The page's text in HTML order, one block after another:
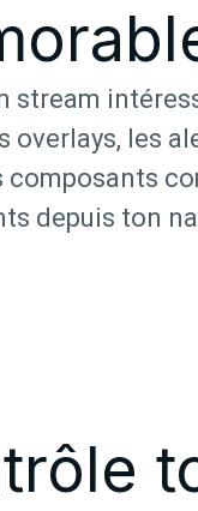
stream
overlays, les
composants
depuis ton